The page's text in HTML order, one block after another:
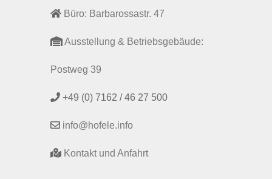
Büro: Barbarossastr. 47
Ausstellung & Betriebsgebäude:
Postweg 39
+49 (0) 7162 / 46 27 500
info@hofele.info
Kontakt und Anfahrt